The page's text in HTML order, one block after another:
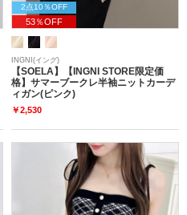
2点10％OFF
53％OFF
INGNI(イング)
【SOELA】【INGNI STORE限定価
格】サマーブークレ半袖ニットカーデ
ィガン(ピンク)
￥2,530